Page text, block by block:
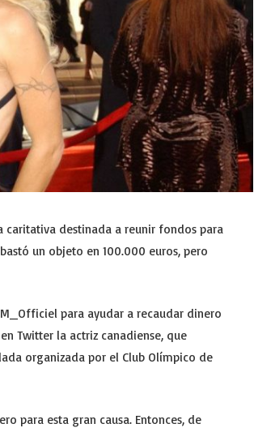
caritativa destinada a reunir fondos para
un objeto en 100.000 euros, pero
para ayudar a recaudar dinero
Twitter la actriz canadiense, que
organizada por el Club Olímpico de
para esta gran causa. Entonces, de